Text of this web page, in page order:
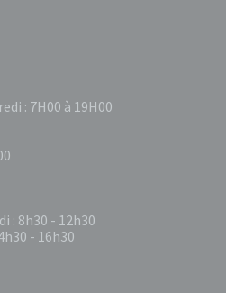
: 7H00 à 19H00
: 8h30 - 12h30
- 16h30